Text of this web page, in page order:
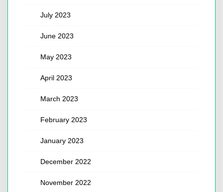
July 2023
June 2023
May 2023
April 2023
March 2023
February 2023
January 2023
December 2022
November 2022